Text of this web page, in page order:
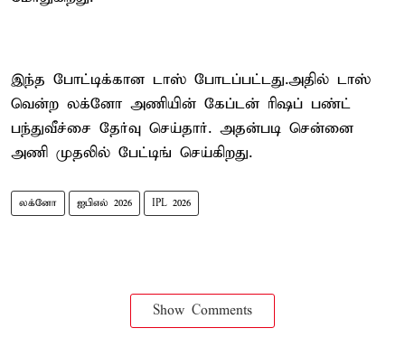
இந்த போட்டிக்கான டாஸ் போடப்பட்டது.அதில் டாஸ்
வென்ற லக்னோ அணியின் கேப்டன் ரிஷப் பண்ட்
பந்துவீச்சை தேர்வு செய்தார். அதன்படி சென்னை
அணி முதலில் பேட்டிங் செய்கிறது.
லக்னோ ஐபிஎல் 2026 IPL 2026
Show Comments